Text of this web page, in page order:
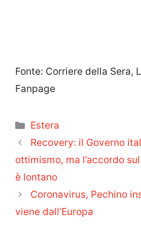
Fonte: Corriere della Sera,
Fanpage
Categorie
Estera
Recovery: il Governo
ottimismo, ma l’accordo
è lontano
Coronavirus, Pechino
viene dall’Europa